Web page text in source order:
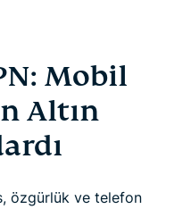
Mobil
Altın
özgürlük ve telefon